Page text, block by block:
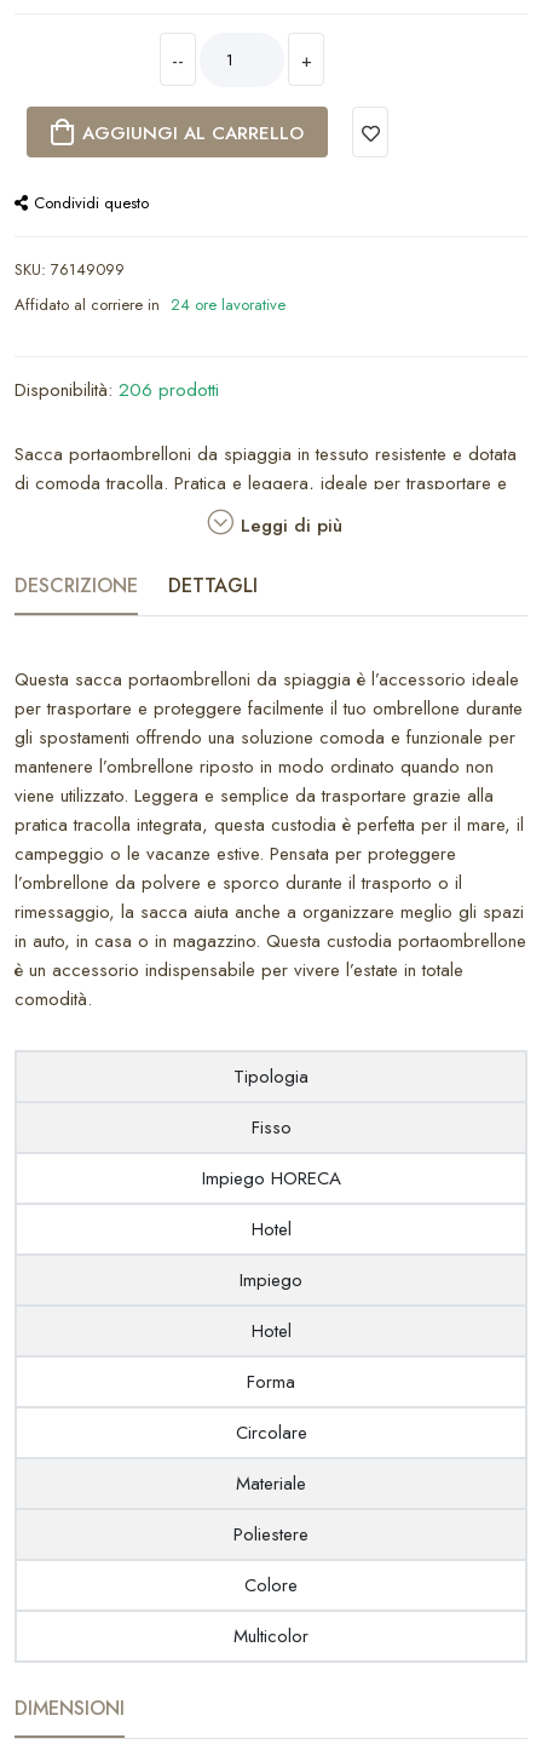
-- +
AGGIUNGI AL CARRELLO
Condividi questo
SKU: 76149099
Affidato al corriere in 24 ore lavorative
Disponibilità: 206 prodotti
Sacca portaombrelloni da spiaggia in tessuto resistente e dotata
di comoda tracolla. Pratica e leggera, ideale per trasportare e
proteggere l’ombrellone durante gli spostamenti o il rimessaggio.
Leggi di più
DESCRIZIONE DETTAGLI
Questa sacca portaombrelloni da spiaggia è l’accessorio ideale
per trasportare e proteggere facilmente il tuo ombrellone durante
gli spostamenti offrendo una soluzione comoda e funzionale per
mantenere l’ombrellone riposto in modo ordinato quando non
viene utilizzato. Leggera e semplice da trasportare grazie alla
pratica tracolla integrata, questa custodia è perfetta per il mare, il
campeggio o le vacanze estive. Pensata per proteggere
l’ombrellone da polvere e sporco durante il trasporto o il
rimessaggio, la sacca aiuta anche a organizzare meglio gli spazi
in auto, in casa o in magazzino. Questa custodia portaombrellone
è un accessorio indispensabile per vivere l’estate in totale
comodità.
Tipologia
Fisso
Impiego HORECA
Hotel
Impiego
Hotel
Forma
Circolare
Materiale
Poliestere
Colore
Multicolor
DIMENSIONI